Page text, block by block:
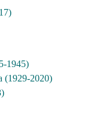
1945)
2020)